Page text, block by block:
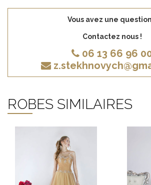
Vous avez une
Contactez nous !
06 13 66 96
ROBES SIMILAIRES